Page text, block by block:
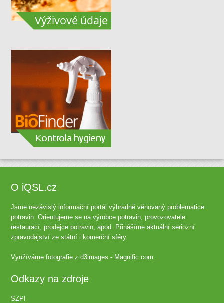
O iQSL.cz
Jsme nezávislý informační portál výhradně věnovaný problematice
potravin. Orientujeme se na výrobce potravin, provozovatele
restaurací, prodejce potravin, apod. Přinášíme aktuální seriozní
zpravodajství ze státní i komerční sféry.
Využíváme fotografie zd3images - Magnific.com
Odkazy na zdroje
SZPI